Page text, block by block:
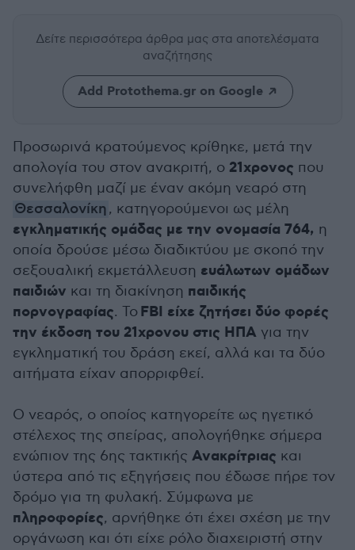
Δείτε περισσότερα άρθρα μας στα αποτελέσματα
αναζήτησης
Add Protothema.gr on Google
Προσωρινά κρατούμενος κρίθηκε, μετά την
απολογία του στον ανακριτή, ο 21χρονος που
συνελήφθη μαζί με έναν ακόμη νεαρό στη
Θεσσαλονίκη, κατηγορούμενοι ως μέλη
εγκληματικής ομάδας με την ονομασία 764, η
οποία δρούσε μέσω διαδικτύου με σκοπό την
σεξουαλική εκμετάλλευση ευάλωτων ομάδων
παιδιών και τη διακίνηση παιδικής
πορνογραφίας. ΤοFBI είχε ζητήσει δύο φορές
την έκδοση του 21χρονου στις ΗΠΑ για την
εγκληματική του δράση εκεί, αλλά και τα δύο
αιτήματα είχαν απορριφθεί.
Ο νεαρός, ο οποίος κατηγορείτε ως ηγετικό
στέλεχος της σπείρας, απολογήθηκε σήμερα
ενώπιον της 6ης τακτικής Ανακρίτριας και
ύστερα από τις εξηγήσεις που έδωσε πήρε τον
δρόμο για τη φυλακή. Σύμφωνα με
πληροφορίες, αρνήθηκε ότι έχει σχέση με την
οργάνωση και ότι είχε ρόλο διαχειριστή στην